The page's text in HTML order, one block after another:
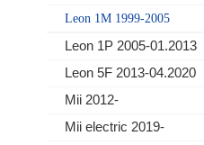
Leon 1M 1999-2005
Leon 1P 2005-01.2013
Leon 5F 2013-04.2020
Mii 2012-
Mii electric 2019-